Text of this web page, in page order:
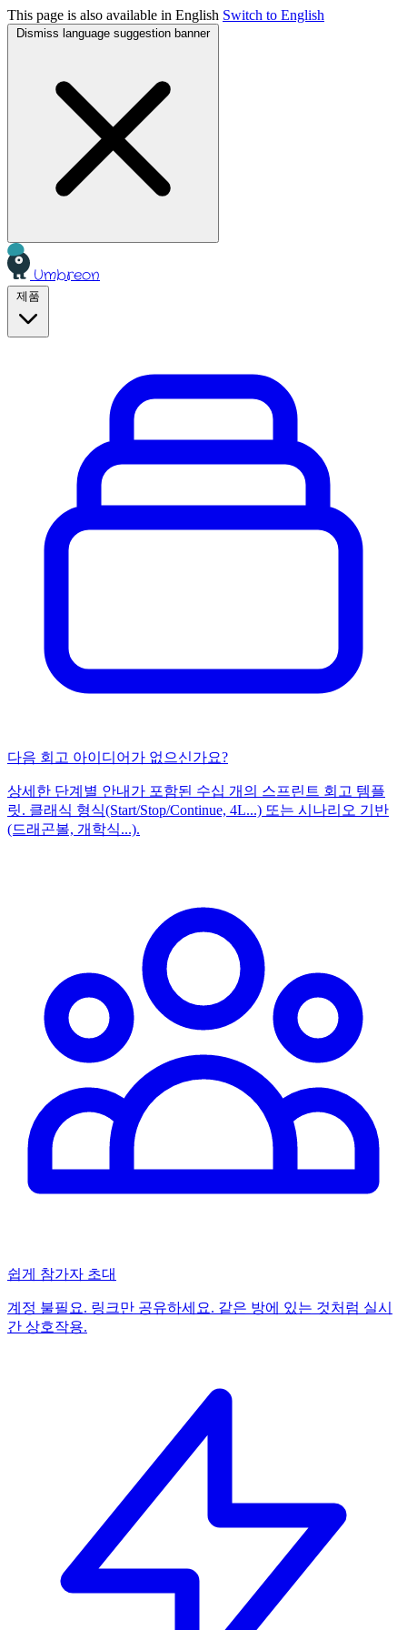
This page is also available in English Switch to English
Dismiss language suggestion banner
Umbreon
다음 회고 아이디어가 없으신가요?
상세한 단계별 안내가 포함된 수십 개의 스프린트 회고 템플
릿. 클래식 형식(Start/Stop/Continue, 4L...) 또는 시나리오 기반
(드래곤볼, 개학식...).
쉽게 참가자 초대
계정 불필요. 링크만 공유하세요. 같은 방에 있는 것처럼 실시
간 상호작용.